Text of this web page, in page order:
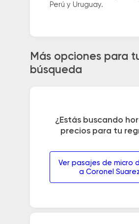
Perú y Uruguay.
Más opciones para
búsqueda
¿Estás buscando
precios para tu
Ver pasajes de micro
a Coronel